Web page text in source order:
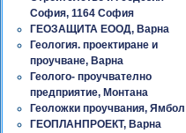
София, 1164 София
ГЕОЗАЩИТА ЕООД, Варна
Геология. проектиране и
проучване, Варна
Геолого- проучвателно
предприятие, Монтана
Геоложки проучвания, Ямбол
ГЕОПЛАНПРОЕКТ, Варна